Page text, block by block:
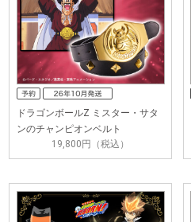
ドラゴンボールZ ミスター・サタ
ンのチャンピオンベルト
19,800円（税込）